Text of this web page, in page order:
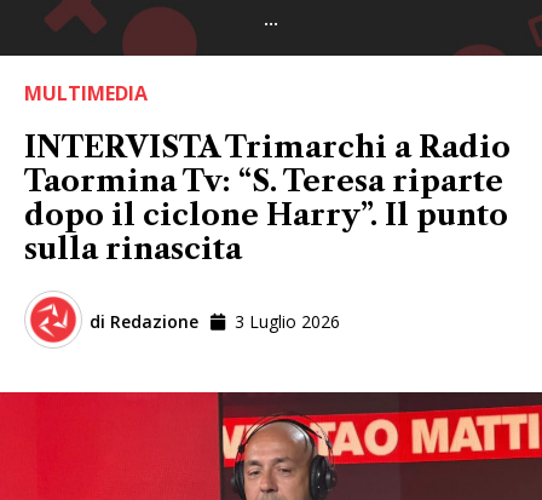
...
MULTIMEDIA
INTERVISTA Trimarchi a Radio
Taormina Tv: “S. Teresa riparte
dopo il ciclone Harry”. Il punto
sulla rinascita
di Redazione 3 Luglio 2026